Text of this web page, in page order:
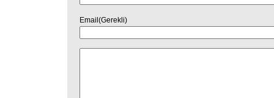
Email(Gerekli)